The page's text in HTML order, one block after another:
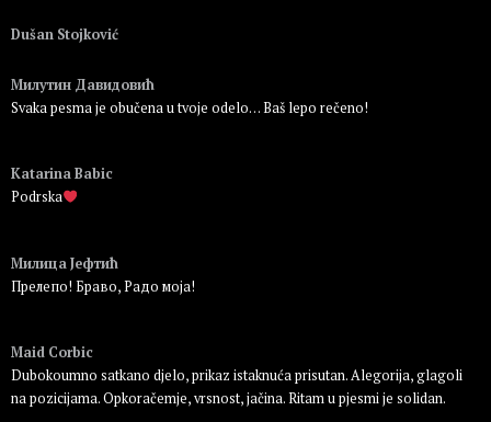
Dušan Stojković
Милутин Давидовић
Svaka pesma je obučena u tvoje odelo… Baš lepo rečeno!
Katarina Babic
Podrska
Милица Јефтић
Прелепо! Браво, Радо моја!
Maid Corbic
Dubokoumno satkano djelo, prikaz istaknuća prisutan. Alegorija, glagoli
na pozicijama. Opkoračemje, vrsnost, jačina. Ritam u pjesmi je solidan.